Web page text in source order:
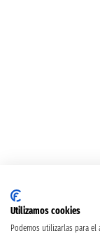
Utilizamos cookies
Podemos utilizarlas para